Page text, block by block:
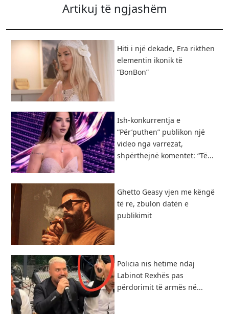
Artikuj të ngjashëm
Hiti i një dekade, Era rikthen
elementin ikonik të
“BonBon”
Ish-konkurrentja e
“Për’puthen” publikon një
video nga varrezat,
shpërthejnë komentet: “Të...
Ghetto Geasy vjen me këngë
të re, zbulon datën e
publikimit
Policia nis hetime ndaj
Labinot Rexhës pas
përdorimit të armës në...